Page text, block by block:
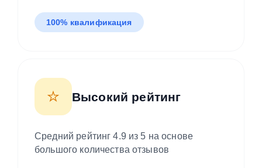
100% квалификация
⭐ Высокий рейтинг
Средний рейтинг 4.9 из 5 на основе
большого количества отзывов